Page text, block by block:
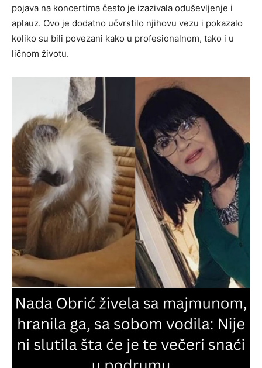
pojava na koncertima često je izazivala oduševljenje i
aplauz. Ovo je dodatno učvrstilo njihovu vezu i pokazalo
koliko su bili povezani kako u profesionalnom, tako i u
ličnom životu.